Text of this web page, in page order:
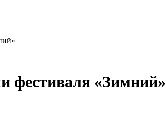
фестиваля «Зимний»